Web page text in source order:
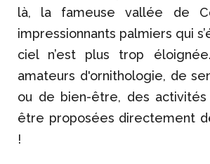
là, la fameuse vallée de
impressionnants palmiers qui
ciel n’est plus trop
amateurs d'ornithologie, de
ou de bien-être, des activités
être proposées directement
!